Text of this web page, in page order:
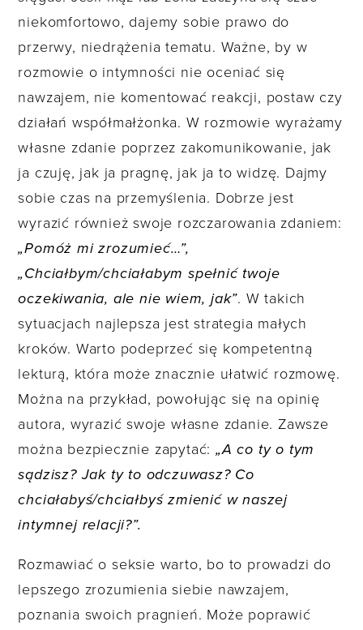
niekomfortowo, dajemy sobie prawo do
przerwy, niedrążenia tematu. Ważne, by w
rozmowie o intymności nie oceniać się
nawzajem, nie komentować reakcji, postaw czy
działań współmałżonka. W rozmowie wyrażamy
własne zdanie poprzez zakomunikowanie, jak
ja czuję, jak ja pragnę, jak ja to widzę. Dajmy
sobie czas na przemyślenia. Dobrze jest
wyrazić również swoje rozczarowania zdaniem:
„Pomóż mi zrozumieć…”,
„Chciałbym/chciałabym spełnić twoje
oczekiwania, ale nie wiem, jak”. W takich
sytuacjach najlepsza jest strategia małych
kroków. Warto podeprzeć się kompetentną
lekturą, która może znacznie ułatwić rozmowę.
Można na przykład, powołując się na opinię
autora, wyrazić swoje własne zdanie. Zawsze
można bezpiecznie zapytać:„A co ty o tym
sądzisz? Jak ty to odczuwasz? Co
chciałabyś/chciałbyś zmienić w naszej
intymnej relacji?”.
Rozmawiać o seksie warto, bo to prowadzi do
lepszego zrozumienia siebie nawzajem,
poznania swoich pragnień. Może poprawić